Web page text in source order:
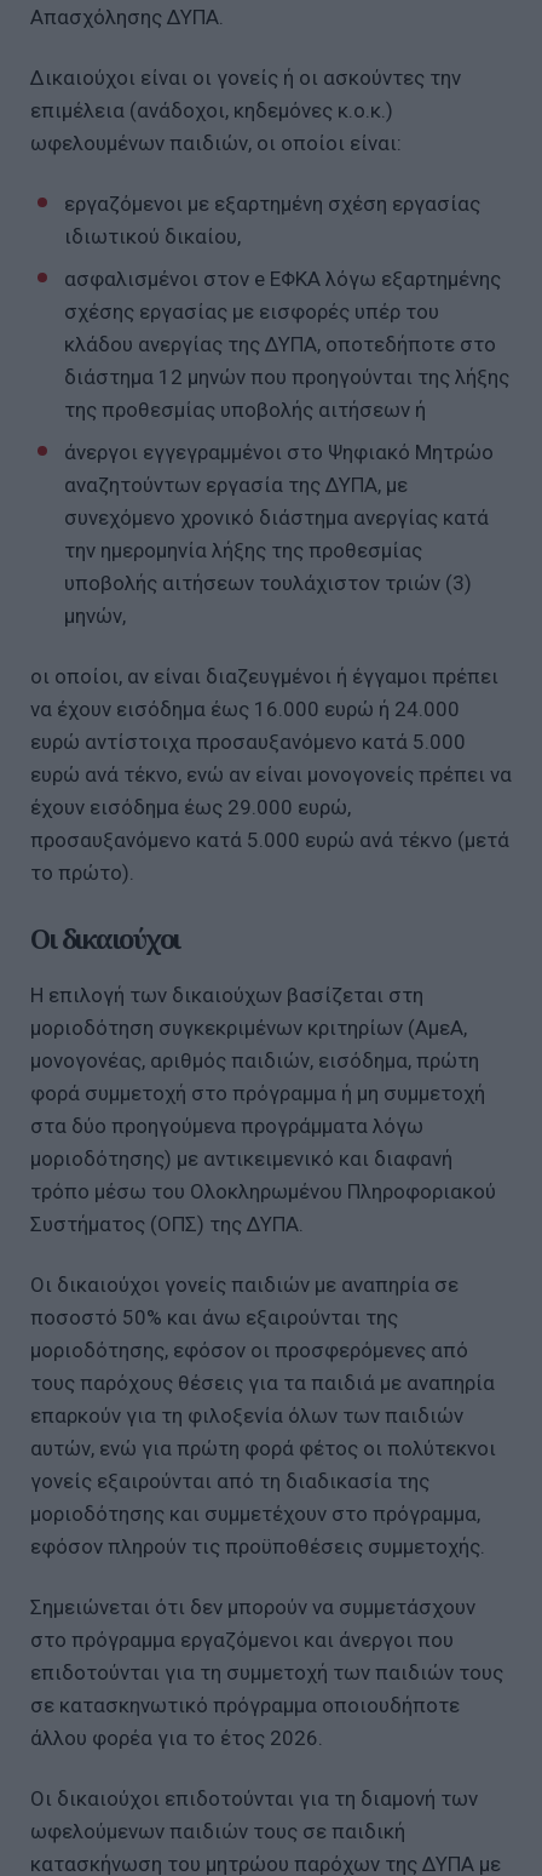
Απασχόλησης ΔΥΠΑ.
Δικαιούχοι είναι οι γονείς ή οι ασκούντες την
επιμέλεια (ανάδοχοι, κηδεμόνες κ.ο.κ.)
ωφελουμένων παιδιών, οι οποίοι είναι:
εργαζόμενοι με εξαρτημένη σχέση εργασίας
ιδιωτικού δικαίου,
ασφαλισμένοι στον e EΦΚΑ λόγω εξαρτημένης
σχέσης εργασίας με εισφορές υπέρ του
κλάδου ανεργίας της ΔΥΠΑ, οποτεδήποτε στο
διάστημα 12 μηνών που προηγούνται της λήξης
της προθεσμίας υποβολής αιτήσεων ή
άνεργοι εγγεγραμμένοι στο Ψηφιακό Μητρώο
αναζητούντων εργασία της ΔΥΠΑ, με
συνεχόμενο χρονικό διάστημα ανεργίας κατά
την ημερομηνία λήξης της προθεσμίας
υποβολής αιτήσεων τουλάχιστον τριών (3)
μηνών,
οι οποίοι, αν είναι διαζευγμένοι ή έγγαμοι πρέπει
να έχουν εισόδημα έως 16.000 ευρώ ή 24.000
ευρώ αντίστοιχα προσαυξανόμενο κατά 5.000
ευρώ ανά τέκνο, ενώ αν είναι μονογονείς πρέπει να
έχουν εισόδημα έως 29.000 ευρώ,
προσαυξανόμενο κατά 5.000 ευρώ ανά τέκνο (μετά
το πρώτο).
Οι δικαιούχοι
Η επιλογή των δικαιούχων βασίζεται στη
μοριοδότηση συγκεκριμένων κριτηρίων (ΑμεΑ,
μονογονέας, αριθμός παιδιών, εισόδημα, πρώτη
φορά συμμετοχή στο πρόγραμμα ή μη συμμετοχή
στα δύο προηγούμενα προγράμματα λόγω
μοριοδότησης) με αντικειμενικό και διαφανή
τρόπο μέσω του Ολοκληρωμένου Πληροφοριακού
Συστήματος (ΟΠΣ) της ΔΥΠΑ.
Οι δικαιούχοι γονείς παιδιών με αναπηρία σε
ποσοστό 50% και άνω εξαιρούνται της
μοριοδότησης, εφόσον οι προσφερόμενες από
τους παρόχους θέσεις για τα παιδιά με αναπηρία
επαρκούν για τη φιλοξενία όλων των παιδιών
αυτών, ενώ για πρώτη φορά φέτος οι πολύτεκνοι
γονείς εξαιρούνται από τη διαδικασία της
μοριοδότησης και συμμετέχουν στο πρόγραμμα,
εφόσον πληρούν τις προϋποθέσεις συμμετοχής.
Σημειώνεται ότι δεν μπορούν να συμμετάσχουν
στο πρόγραμμα εργαζόμενοι και άνεργοι που
επιδοτούνται για τη συμμετοχή των παιδιών τους
σε κατασκηνωτικό πρόγραμμα οποιουδήποτε
άλλου φορέα για το έτος 2026.
Οι δικαιούχοι επιδοτούνται για τη διαμονή των
ωφελούμενων παιδιών τους σε παιδική
κατασκήνωση του μητρώου παρόχων της ΔΥΠΑ με